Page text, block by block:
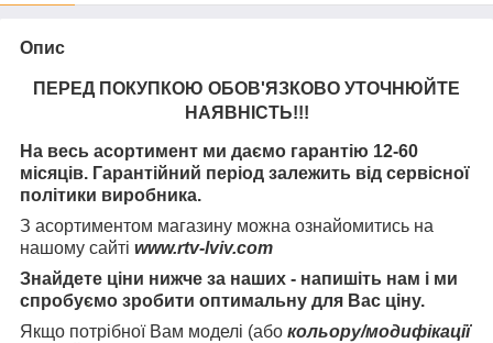
Опис
ПЕРЕД ПОКУПКОЮ ОБОВ'ЯЗКОВО УТОЧНЮЙТЕ
НАЯВНІСТЬ!!!
На весь асортимент ми даємо гарантію 12-60
місяців. Гарантійний період залежить від сервісної
політики виробника.
З асортиментом магазину можна ознайомитись на
нашому сайті www.rtv-lviv.com
Знайдете ціни нижче за наших - напишіть нам і ми
спробуємо зробити оптимальну для Вас ціну.
Якщо потрібної Вам моделі (або кольору/модифікації